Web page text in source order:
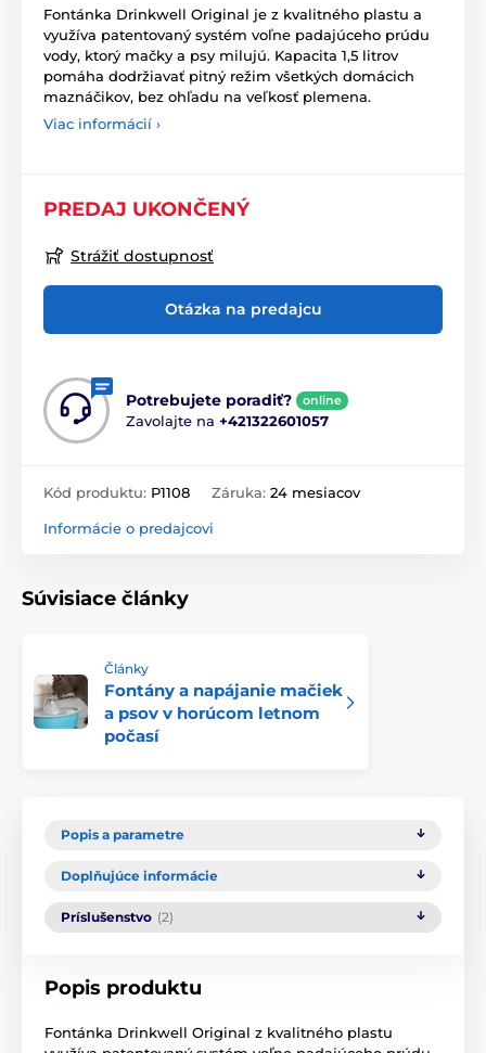
Fontánka Drinkwell Original je z kvalitného plastu a
využíva patentovaný systém voľne padajúceho prúdu
vody, ktorý mačky a psy milujú. Kapacita 1,5 litrov
pomáha dodržiavať pitný režim všetkých domácich
maznáčikov, bez ohľadu na veľkosť plemena.
Viac informácií ›
PREDAJ UKONČENÝ
Strážiť dostupnosť
Otázka na predajcu
Potrebujete poradiť? online
Zavolajte na +421322601057
Kód produktu: P1108 Záruka: 24 mesiacov
Informácie o predajcovi
Súvisiace články
Články
Fontány a napájanie mačiek
a psov v horúcom letnom
počasí
Popis a parametre
Doplňujúce informácie
Príslušenstvo (2)
Popis produktu
Fontánka Drinkwell Original z kvalitného plastu